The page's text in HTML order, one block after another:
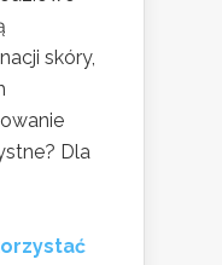
skóry,
Dla